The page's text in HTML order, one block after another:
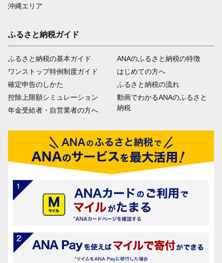
沖縄エリア
ふるさと納税ガイド
ふるさと納税の基本ガイド
ワンストップ特例制度ガイド
確定申告のしかた
控除上限額シミュレーション
年金受給者・自営業者の方へ
ANAのふるさと納税の特徴
はじめての方へ
ふるさと納税の流れ
動画でわかるANAのふるさと
納税